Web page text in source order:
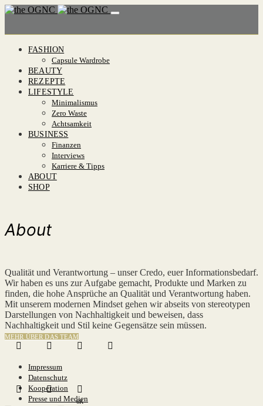
FASHION
Capsule Wardrobe
BEAUTY
REZEPTE
LIFESTYLE
Minimalismus
Zero Waste
Achtsamkeit
BUSINESS
Finanzen
Interviews
Karriere & Tipps
ABOUT
SHOP
About
Qualität und Verantwortung – unser Credo, euer Informationsbedarf.
Wir haben es uns zur Aufgabe gemacht, Produkte und Marken zu
finden, die hohe Ansprüche an Qualität und Verantwortung haben.
Mit unserem modernen Mindset gehen wir abseits von stereotypen
Darstellungen von Nachhaltigkeit und beweisen, dass
Nachhaltigkeit und Stil keine Gegensätze sein müssen.
MEHR ÜBER DAS TEAM
Impressum
Datenschutz
Kooperation
Presse und Medien
6K